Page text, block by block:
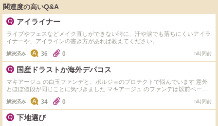
関連度の高いQ&A
アイライナー
ライブやフェスなどメイク直しができない時に、汗や涙でも落ちにくいアイラ
イナーや、アイラインの書き方があれば教えてください。
解決済み 36 0 5時間前
国産ドラストか海外デパコス
マキアージュ の白玉ファンデと、ポルジョのプロテクトで悩んでいます 意外
とほぼ値段が同じことに気づきました マキアージュ のファンデは以前ベージ
ュの方を買ったことがあり、手でテキトーに塗ると鼻や頬に毛穴落ちするなと
いう感じがありました ポルジョは店頭でBAさんが試させてくれたのは手の甲
だったので、キレイですが実際に顔に塗るとどうなのかな？と思っています
解決済み 34 0 5時間前
下地選び